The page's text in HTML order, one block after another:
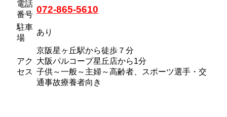
電話
番号 072-865-5610
駐車
場
あり
アク
セス
京阪星ヶ丘駅から徒歩７分
大阪パルコープ星丘店から1分
子供～一般～主婦～高齢者、スポーツ選手・交
通事故療養者向き